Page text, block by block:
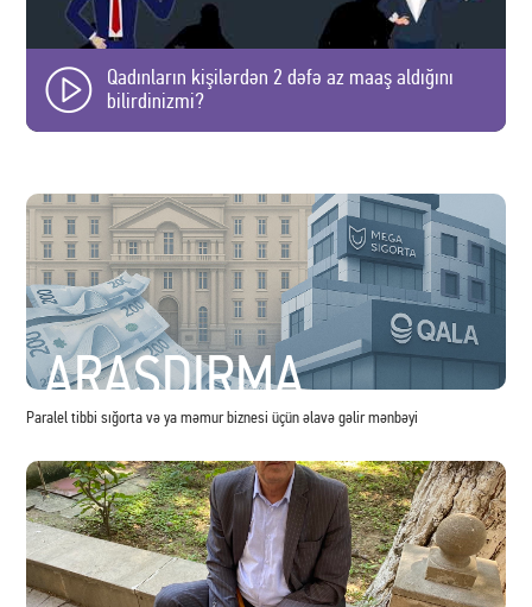
Qadınların kişilərdən 2 dəfə az maaş aldığını
bilirdinizmi?
ARAŞDIRMA
Paralel tibbi sığorta və ya məmur biznesi üçün əlavə gəlir mənbəyi